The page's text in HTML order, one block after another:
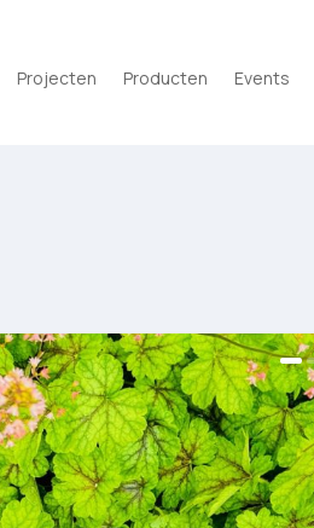
Projecten Producten Events